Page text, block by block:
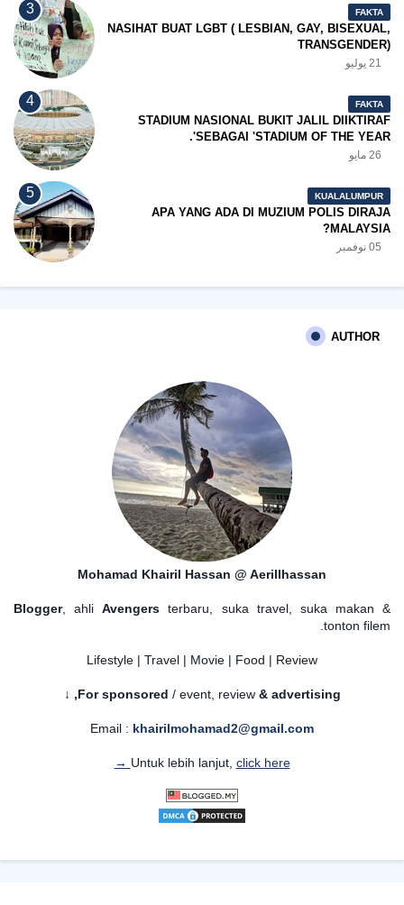
FAKTA
NASIHAT BUAT LGBT ( LESBIAN, GAY, BISEXUAL,
TRANSGENDER)
21 يوليو
FAKTA
STADIUM NASIONAL BUKIT JALIL DIIKTIRAF
SEBAGAI 'STADIUM OF THE YEAR'.
26 مايو
KUALALUMPUR
APA YANG ADA DI MUZIUM POLIS DIRAJA
MALAYSIA?
05 نوفمبر
AUTHOR
Mohamad Khairil Hassan @ Aerillhassan
Blogger, ahliAvengers terbaru, suka travel, suka makan &
tonton filem.
Lifestyle | Travel | Movie | Food | Review
For sponsored / event, review & advertising,
↓
Email : khairilmohamad2@gmail.com
Untuk lebih lanjut, click here →